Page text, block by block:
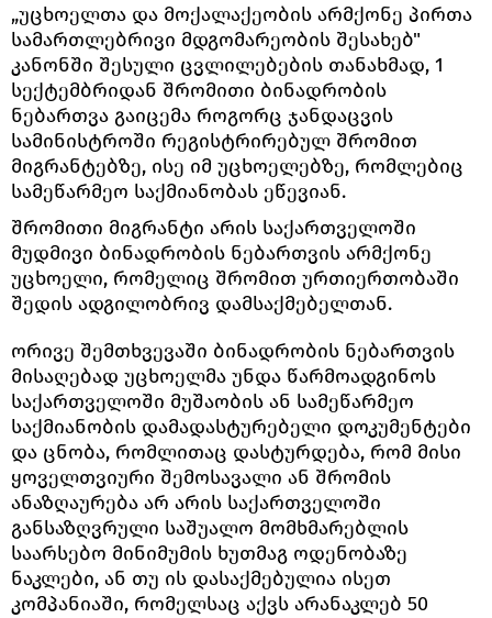
„უცხოელთა და მოქალაქეობის არმქონე პირთა
სამართლებრივი მდგომარეობის შესახებ"
კანონში შესული ცვლილებების თანახმად, 1
სექტემბრიდან შრომითი ბინადრობის
ნებართვა გაიცემა როგორც ჯანდაცვის
სამინისტროში რეგისტრირებულ შრომით
მიგრანტებზე, ისე იმ უცხოელებზე, რომლებიც
სამეწარმეო საქმიანობას ეწევიან.
შრომითი მიგრანტი არის საქართველოში
მუდმივი ბინადრობის ნებართვის არმქონე
უცხოელი, რომელიც შრომით ურთიერთობაში
შედის ადგილობრივ დამსაქმებელთან.
ორივე შემთხვევაში ბინადრობის ნებართვის
მისაღებად უცხოელმა უნდა წარმოადგინოს
საქართველოში მუშაობის ან სამეწარმეო
საქმიანობის დამადასტურებელი დოკუმენტები
და ცნობა, რომლითაც დასტურდება, რომ მისი
ყოველთვიური შემოსავალი ან შრომის
ანაზღაურება არ არის საქართველოში
განსაზღვრული საშუალო მომხმარებლის
საარსებო მინიმუმის ხუთმაგ ოდენობაზე
ნაკლები, ან თუ ის დასაქმებულია ისეთ
კომპანიაში, რომელსაც აქვს არანაკლებ 50